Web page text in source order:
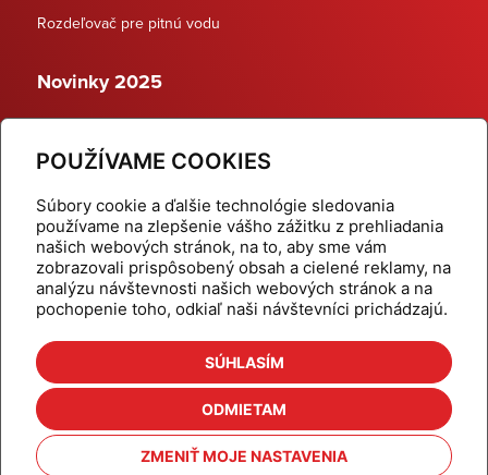
POUŽÍVAME COOKIES
Súbory cookie a ďalšie technológie sledovania
používame na zlepšenie vášho zážitku z prehliadania
našich webových stránok, na to, aby sme vám
zobrazovali prispôsobený obsah a cielené reklamy, na
analýzu návštevnosti našich webových stránok a na
pochopenie toho, odkiaľ naši návštevníci prichádzajú.
SÚHLASÍM
ODMIETAM
ZMENIŤ MOJE NASTAVENIA
Rozdeľovač pre pitnú vodu
Novinky 2025
Dynamické termostatické ventily
Domov
Produkty
Aktuality
Odber šikovné tipy
Kalkulačky
Cenníky
Na stiahnutie
Referencie
Kontakt